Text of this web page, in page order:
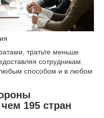
тратьте меньше
сотрудникам
любым способом и в любом
195 стран